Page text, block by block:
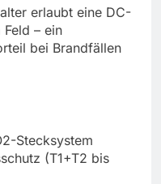
erlaubt eine DC-
– ein
bei Brandfällen
Stecksystem
(T1+T2 bis